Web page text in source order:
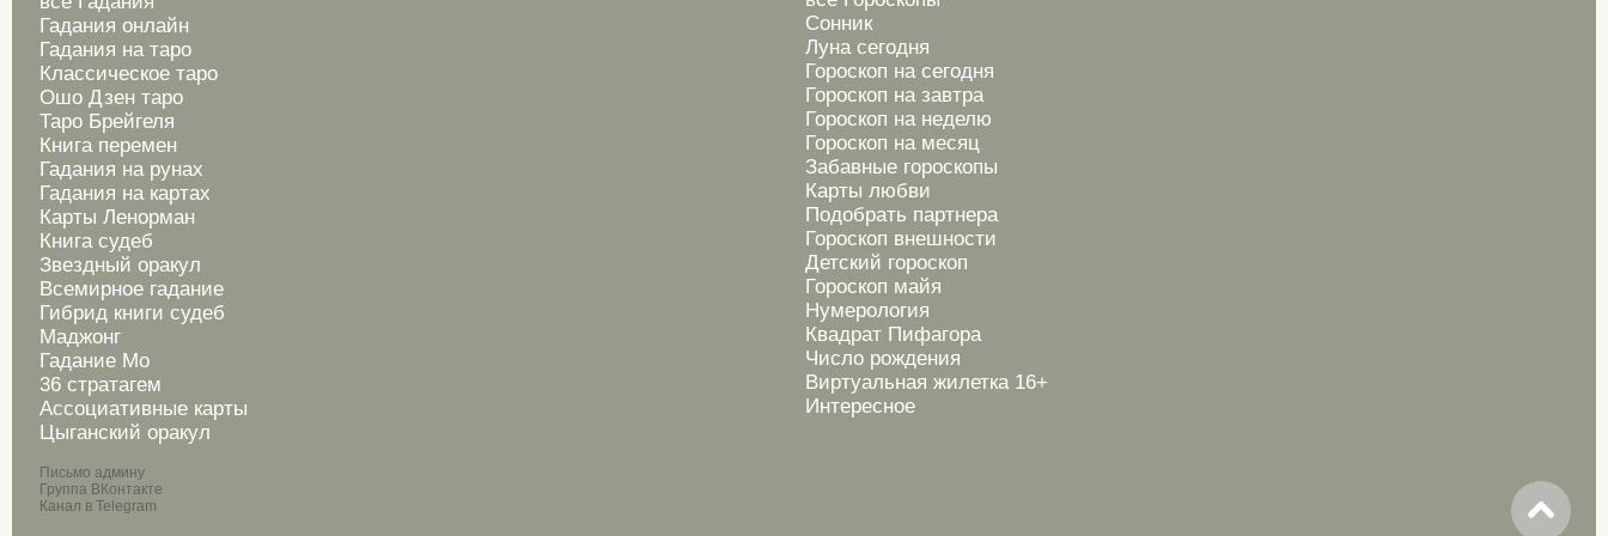
Гадания онлайн
Гадания на таро
Классическое таро
Ошо Дзен таро
Таро Брейгеля
Книга перемен
Гадания на рунах
Гадания на картах
Карты Ленорман
Книга судеб
Звездный оракул
Всемирное гадание
Гибрид книги судеб
Маджонг
Гадание Мо
36 стратагем
Ассоциативные карты
Цыганский оракул
Письмо админу
Группа ВКонтакте
Канал в Telegram
Сонник
Луна сегодня
Гороскоп на сегодня
Гороскоп на завтра
Гороскоп на неделю
Гороскоп на месяц
Забавные гороскопы
Карты любви
Подобрать партнера
Гороскоп внешности
Детский гороскоп
Гороскоп майя
Нумерология
Квадрат Пифагора
Число рождения
Виртуальная жилетка 16+
Интересное